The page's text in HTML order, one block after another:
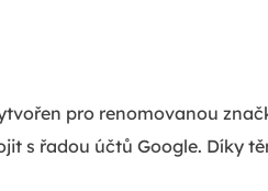
pro renomovanou
s řadou účtů Google. Díky